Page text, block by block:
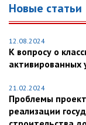
Новые статьи
12.08.2024
К вопросу о
активированных
21.02.2024
Проблемы
реализации